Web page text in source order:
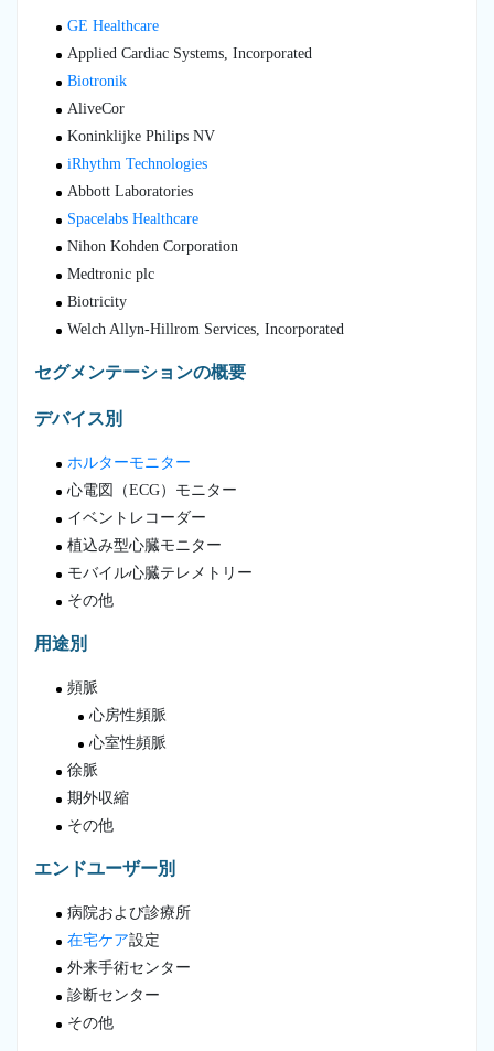
GE Healthcare
Applied Cardiac Systems, Incorporated
Biotronik
AliveCor
Koninklijke Philips NV
iRhythm Technologies
Abbott Laboratories
Spacelabs Healthcare
Nihon Kohden Corporation
Medtronic plc
Biotricity
Welch Allyn-Hillrom Services, Incorporated
セグメンテーションの概要
デバイス別
ホルターモニター
心電図（ECG）モニター
イベントレコーダー
植込み型心臓モニター
モバイル心臓テレメトリー
その他
用途別
頻脈
心房性頻脈
心室性頻脈
徐脈
期外収縮
その他
エンドユーザー別
病院および診療所
在宅ケア設定
外来手術センター
診断センター
その他